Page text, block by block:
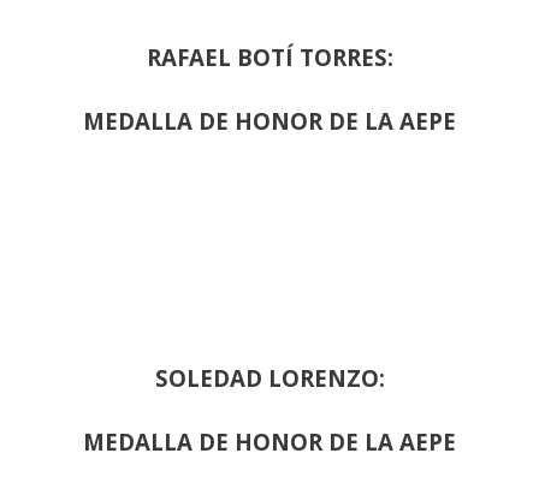
RAFAEL BOTÍ TORRES:
MEDALLA DE HONOR DE LA AEPE
SOLEDAD LORENZO:
MEDALLA DE HONOR DE LA AEPE